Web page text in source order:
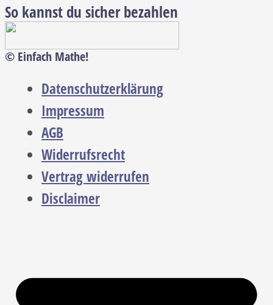
So kannst du sicher bezahlen
© Einfach Mathe!
Datenschutzerklärung
Impressum
AGB
Widerrufsrecht
Vertrag widerrufen
Disclaimer